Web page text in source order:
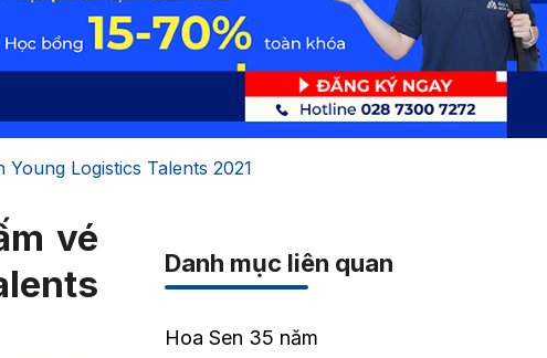
Logistics Talents 2021
vé
Danh mục liên quan
Hoa Sen 35 năm